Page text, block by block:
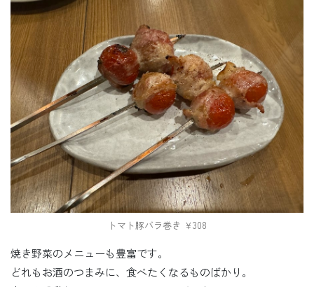
トマト豚バラ巻き ￥308
焼き野菜のメニューも豊富です。
どれもお酒のつまみに、食べたくなるものばかり。